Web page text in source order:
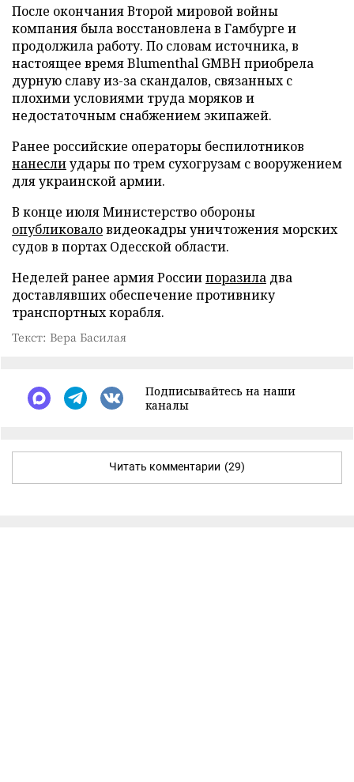
После окончания Второй мировой войны
компания была восстановлена в Гамбурге и
продолжила работу. По словам источника, в
настоящее время Blumenthal GMBH приобрела
дурную славу из-за скандалов, связанных с
плохими условиями труда моряков и
недостаточным снабжением экипажей.
Ранее российские операторы беспилотников
нанеслиудары по трем сухогрузам с вооружением
для украинской армии.
В конце июля Министерство обороны
опубликоваловидеокадры уничтожения морских
судов в портах Одесской области.
Неделей ранее армия Россиипоразила два
доставлявших обеспечение противнику
транспортных корабля.
Текст: Вера Басилая
Подписывайтесь на наши
каналы
Читать комментарии (29)